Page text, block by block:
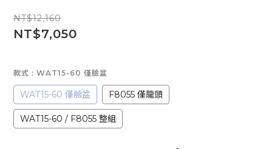
NT$12,160
NT$7,050
款式 : WAT15-60 僅臉盆
WAT15-60 僅臉盆 F8055 僅龍頭
WAT15-60 / F8055 整組